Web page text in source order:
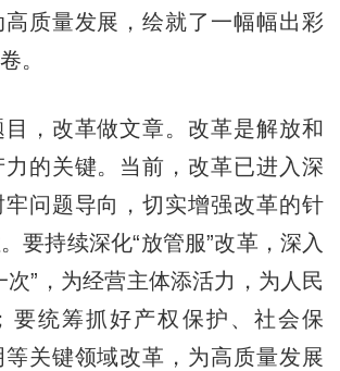
质量发展，绘就了一幅幅出彩
。
改革做文章。改革是解放和
的关键。当前，改革已进入深
问题导向，切实增强改革的针
要持续深化“放管服”改革，深入
次”，为经营主体添活力，为人民
要统筹抓好产权保护、社会保
关键领域改革，为高质量发展